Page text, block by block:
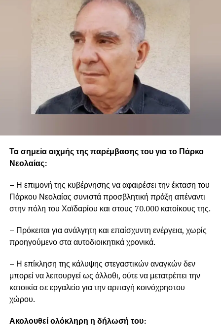
Τα σημεία αιχμής της παρέμβασης του για το Πάρκο
Νεολαίας:
– Η επιμονή της κυβέρνησης να αφαιρέσει την έκταση του
Πάρκου Νεολαίας συνιστά προσβλητική πράξη απέναντι
στην πόλη του Χαϊδαρίου και στους 70.000 κατοίκους της.
– Πρόκειται για ανάλγητη και επαίσχυντη ενέργεια, χωρίς
προηγούμενο στα αυτοδιοικητικά χρονικά.
– Η επίκληση της κάλυψης στεγαστικών αναγκών δεν
μπορεί να λειτουργεί ως άλλοθι, ούτε να μετατρέπει την
κατοικία σε εργαλείο για την αρπαγή κοινόχρηστου
χώρου.
Ακολουθεί ολόκληρη η δήλωσή του: